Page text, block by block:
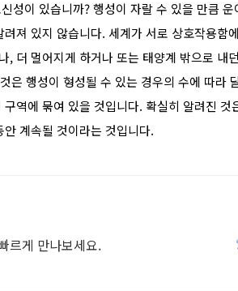
성이 있습니까? 행성이 자랄 수 있을 만큼
져 있지 않습니다. 세계가 서로 상호작용함
, 더 멀어지게 하거나 또는 태양계 밖으로 내
은 행성이 형성될 수 있는 경우의 수에 따라
역에 묶여 있을 것입니다. 확실히 알려진 것
계속될 것이라는 것입니다.
르게 만나보세요.